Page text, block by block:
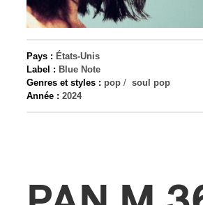
Pays : États-Unis
Label : Blue Note
Genres et styles : pop / soul pop
Année : 2024